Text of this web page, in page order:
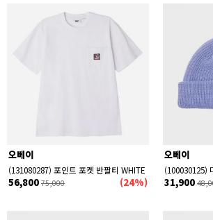
오베이
(131080287) 포인트 포켓 반팔티 WHITE
56,800 75,000 (24%)
오베이
31,900